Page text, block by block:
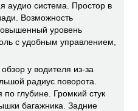
аудио система. Простор в
Возможность
уровень
с удобным управлением,
у водителя из-за
радиус поворота.
по глубине. Громкий стук
багажника. Задние